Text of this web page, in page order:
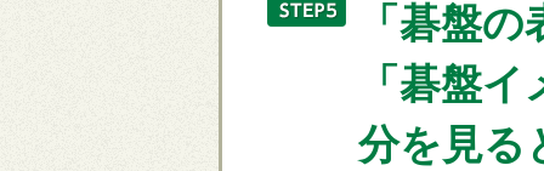
「碁盤
「碁盤
分を見る